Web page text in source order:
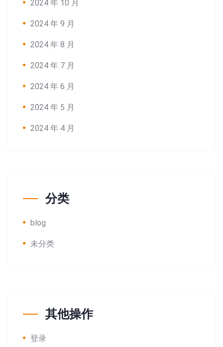
2024 年 10 月
2024 年 9 月
2024 年 8 月
2024 年 7 月
2024 年 6 月
2024 年 5 月
2024 年 4 月
分类
blog
未分类
其他操作
登录